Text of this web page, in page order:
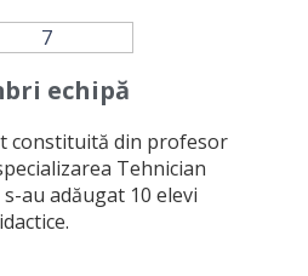
echipă
constituită din profesor
Tehnician
au adăugat 10 elevi